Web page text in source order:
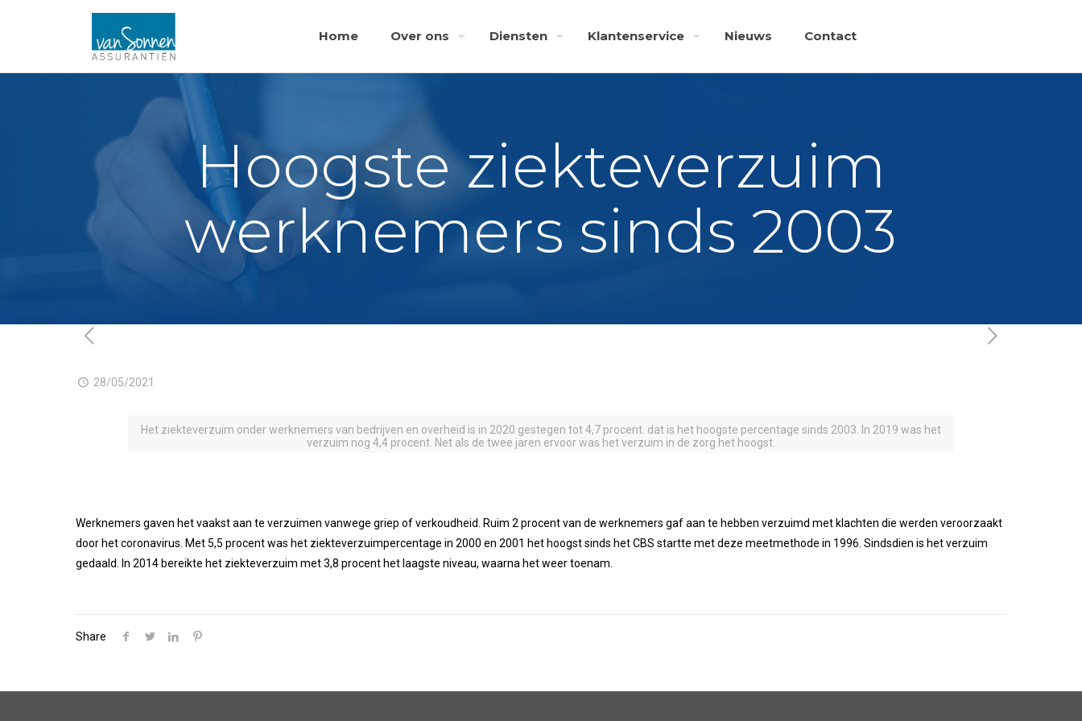
Home Over ons Diensten Klantenservice Nieuws Contact
Hoogste ziekteverzuim
werknemers sinds 2003
28/05/2021
Het ziekteverzuim onder werknemers van bedrijven en overheid is in 2020 gestegen tot 4,7 procent. dat is het hoogste percentage sinds 2003. In 2019 was het
verzuim nog 4,4 procent. Net als de twee jaren ervoor was het verzuim in de zorg het hoogst.
Werknemers gaven het vaakst aan te verzuimen vanwege griep of verkoudheid. Ruim 2 procent van de werknemers gaf aan te hebben verzuimd met klachten die werden veroorzaakt
door het coronavirus. Met 5,5 procent was het ziekteverzuimpercentage in 2000 en 2001 het hoogst sinds het CBS startte met deze meetmethode in 1996. Sindsdien is het verzuim
gedaald. In 2014 bereikte het ziekteverzuim met 3,8 procent het laagste niveau, waarna het weer toenam.
Share